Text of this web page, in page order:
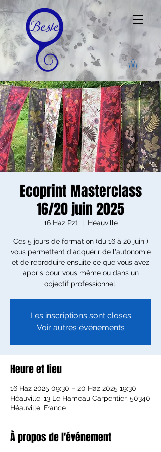
Ecoprint Masterclass
16/20 juin 2025
16 Haz Pzt
  |
Héauville
Ces 5 jours de formation (du 16 à 20 juin )
vous permettent d'acquérir de l'autonomie
et de reproduire ensuite ce que vous avez
appris pour vous même ou dans un
objectif professionnel.
Les inscriptions sont closes
Voir autres événements
Heure et lieu
16 Haz 2025 09:30 – 20 Haz 2025 19:30
Héauville, 13 Le Hameau Carpentier, 50340
Héauville, France
À propos de l'événement